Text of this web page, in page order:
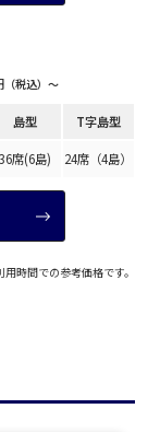
（税込）〜
島型
36席(6島)
T字島型
24席（4島）
時間での参考価格です。